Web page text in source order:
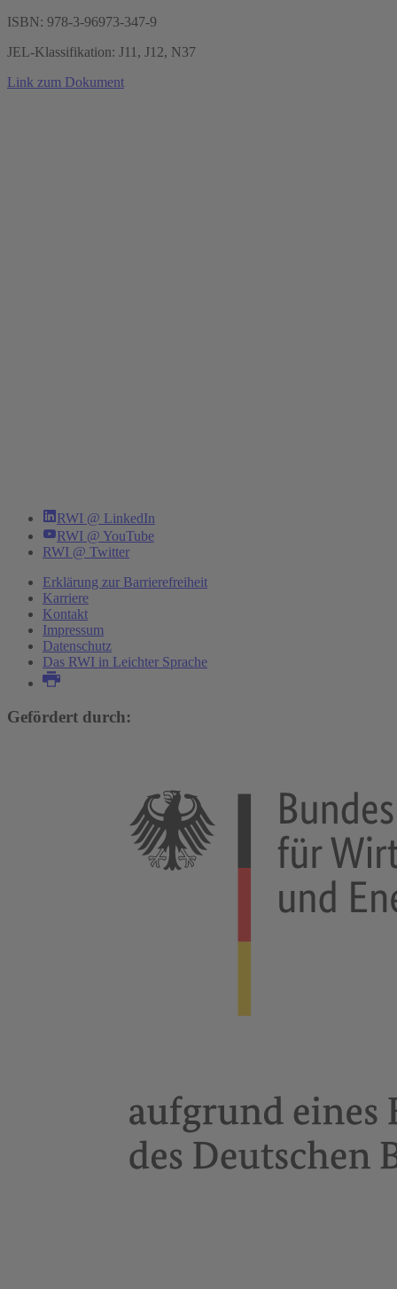
ISBN: 978-3-96973-347-9
JEL-Klassifikation: J11, J12, N37
Link zum Dokument
RWI @ LinkedIn
RWI @ YouTube
RWI @ Twitter
Erklärung zur Barrierefreiheit
Karriere
Kontakt
Impressum
Datenschutz
Das RWI in Leichter Sprache
Gefördert durch: